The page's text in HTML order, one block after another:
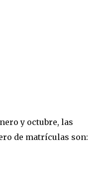
y octubre, las
de matrículas son: